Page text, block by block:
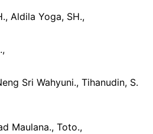
Aldila Yoga, SH.,
Sri Wahyuni., Tihanudin, S.
Maulana., Toto.,